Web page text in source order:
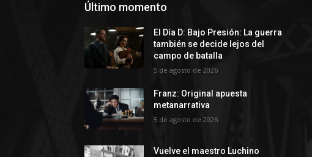
Último momento
El Día D: Bajo Presión: La guerra
también se decide lejos del
campo de batalla
5 de agosto de 2026
Franz: Original apuesta
metanarrativa
5 de agosto de 2026
Vuelve el maestro Luchino